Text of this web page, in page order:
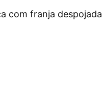
com franja